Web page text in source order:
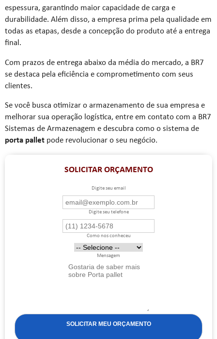
espessura, garantindo maior capacidade de carga e
durabilidade. Além disso, a empresa prima pela qualidade em
todas as etapas, desde a concepção do produto até a entrega
final.
Com prazos de entrega abaixo da média do mercado, a BR7
se destaca pela eficiência e comprometimento com seus
clientes.
Se você busca otimizar o armazenamento de sua empresa e
melhorar sua operação logística, entre em contato com a BR7
Sistemas de Armazenagem e descubra como o sistema de
porta pallet pode revolucionar o seu negócio.
SOLICITAR ORÇAMENTO
Digite seu email
Digite seu telefone
Como nos conheceu
Mensagem